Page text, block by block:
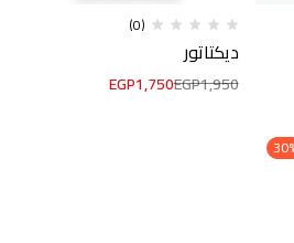
(0)
ديكتاتور
EGP1,950
EGP1,750